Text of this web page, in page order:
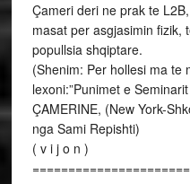
Çameri deri ne prak te
masat per asgjasimin fizik,
popullsia shqiptare.
(Shenim: Per hollesi ma te
lexoni:”Punimet e
ÇAMERINE, (New York-
nga Sami Repishti)
( v i j o n )